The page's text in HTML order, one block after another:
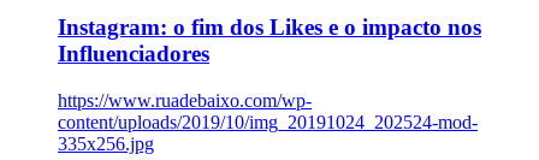
Instagram: o fim dos Likes e o impacto nos
Influenciadores
https://www.ruadebaixo.com/wp-
content/uploads/2019/10/img_20191024_202524-mod-
335x256.jpg